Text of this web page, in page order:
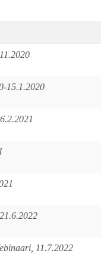
15.1.2020
11.7.2022